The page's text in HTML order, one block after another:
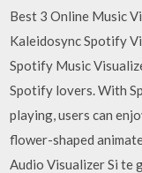
Best 3 Online Music
Kaleidosync Spotify
Spotify Music
Spotify lovers. With
playing, users can
flower-shaped
Audio Visualizer Si te